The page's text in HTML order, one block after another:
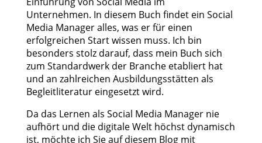
Unternehmen. In diesem Buch findet ein Social
Media Manager alles, was er für einen
erfolgreichen Start wissen muss. Ich bin
besonders stolz darauf, dass mein Buch sich
zum Standardwerk der Branche etabliert hat
und an zahlreichen Ausbildungsstätten als
Begleitliteratur eingesetzt wird.
Da das Lernen als Social Media Manager nie
aufhört und die digitale Welt höchst dynamisch
ist, möchte ich Sie auf diesem Blog mit